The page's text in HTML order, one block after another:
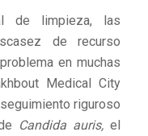
de limpieza, las
de recurso
en muchas
Medical City
riguroso
Candida auris, el